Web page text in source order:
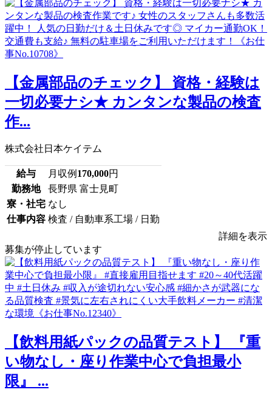
【金属部品のチェック】 資格・経験は
一切必要ナシ★ カンタンな製品の検査
作...
株式会社日本ケイテム
給与 月収例 170,000円
勤務地
長野県 富士見町
寮・社宅 なし
仕事内容 検査 / 自動車系工場 / 日勤
詳細を表示
募集が停止しています
【飲料用紙パックの品質テスト】 『重
い物なし・座り作業中心で負担最小
限』 ...